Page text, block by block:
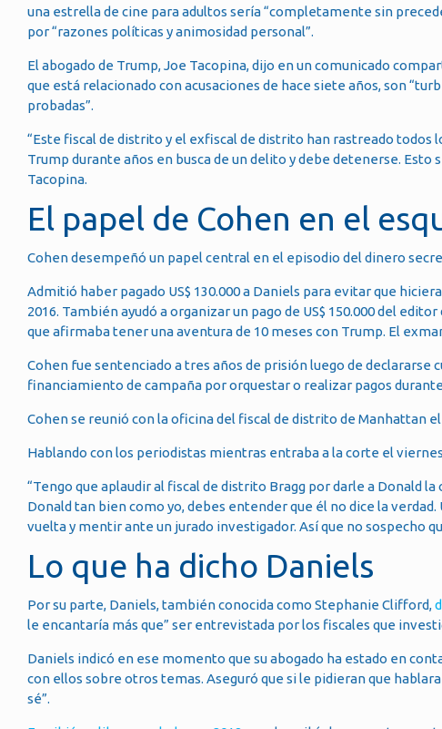
una estrella de cine para adultos sería “completamente sin
por “razones políticas y animosidad personal”.
El abogado de Trump, Joe Tacopina, dijo en un comunicado
que está relacionado con acusaciones de hace siete años, son
probadas”.
“Este fiscal de distrito y el exfiscal de distrito han rastreado todos
Trump durante años en busca de un delito y debe detenerse.
Tacopina.
El papel de Cohen en el
Cohen desempeñó un papel central en el episodio del dinero
Admitió haber pagado US$ 130.000 a Daniels para evitar que
2016. También ayudó a organizar un pago de US$ 150.000 del
que afirmaba tener una aventura de 10 meses con Trump. El
Cohen fue sentenciado a tres años de prisión luego de declararse
financiamiento de campaña por orquestar o realizar pagos durante
Cohen se reunió con la oficina del fiscal de distrito de Manhattan
Hablando con los periodistas mientras entraba a la corte el
“Tengo que aplaudir al fiscal de distrito Bragg por darle a Donald
Donald tan bien como yo, debes entender que él no dice la
vuelta y mentir ante un jurado investigador. Así que no sospecho
Lo que ha dicho Daniels
Por su parte, Daniels, también conocida como Stephanie Clifford,
le encantaría más que” ser entrevistada por los fiscales que
Daniels indicó en ese momento que su abogado ha estado en
con ellos sobre otros temas. Aseguró que si le pidieran que
sé”.